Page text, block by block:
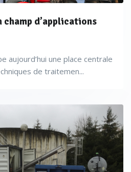
champ d’applications
aujourd’hui une place centrale
de traitemen...